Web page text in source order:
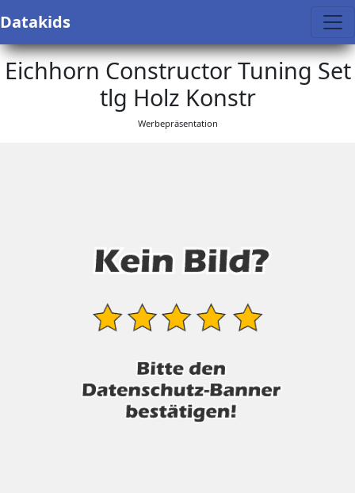
Datakids
Eichhorn Constructor Tuning Set
tlg Holz Konstr
Werbepräsentation